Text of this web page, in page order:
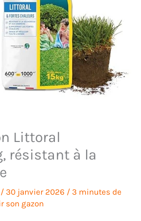
Littoral
résistant à la
/ 30 janvier 2026 / 3 minutes de
son gazon